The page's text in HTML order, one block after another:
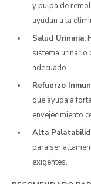
y pulpa de
ayudan a la
Salud Urinaria:
sistema urinario
adecuado.
Refuerzo
que ayuda a
envejecimiento
Alta
para ser
exigentes.